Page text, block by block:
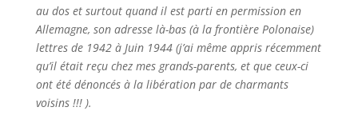
au dos et surtout quand il est parti en permission en
Allemagne, son adresse là-bas (à la frontière Polonaise)
lettres de 1942 à Juin 1944 (j’ai même appris récemment
qu’il était reçu chez mes grands-parents, et que ceux-ci
ont été dénoncés à la libération par de charmants
voisins !!! ).